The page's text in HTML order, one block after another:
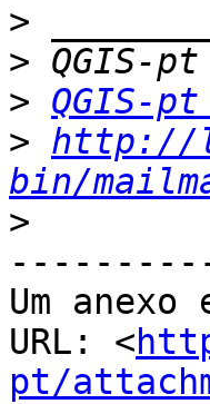
>
>
> QGIS-
> http://
bin/
>
Um
URL: <
pt/